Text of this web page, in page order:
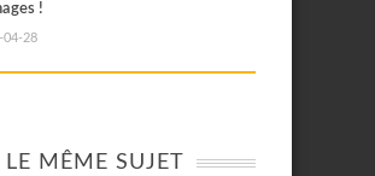
!
04-28
LE MÊME SUJET